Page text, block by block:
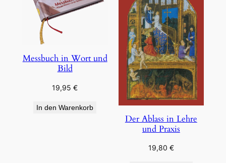
Messbuch in Wort und
Bild
19,95€
In den Warenkorb
Der Ablass in Lehre
und Praxis
19,80 €